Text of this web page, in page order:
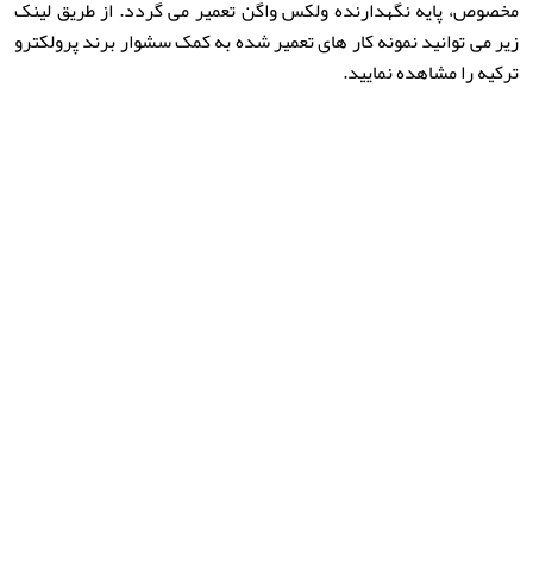
مخصوص، پایه نگهدارنده ولکس واگن تعمیر می گردد. از طریق لینک
زیر می توانید نمونه کار های تعمیر شده به کمک سشوار برند پرولکترو
ترکیه را مشاهده نمایید.